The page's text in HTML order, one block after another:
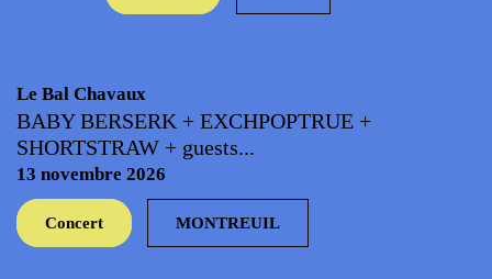
Le Bal Chavaux
BABY BERSERK + EXCHPOPTRUE +
SHORTSTRAW + guests...
13 novembre 2026
Concert MONTREUIL